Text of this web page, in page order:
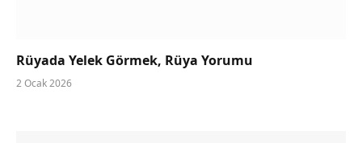
Rüyada Yelek Görmek, Rüya Yorumu
2 Ocak 2026